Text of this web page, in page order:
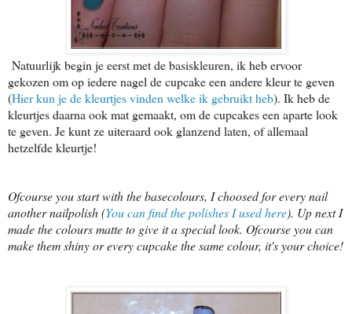
Natuurlijk begin je eerst met de basiskleuren, ik heb ervoor
gekozen om op iedere nagel de cupcake een andere kleur te geven
(Hier kun je de kleurtjes vinden welke ik gebruikt heb). Ik heb de
kleurtjes daarna ook mat gemaakt, om de cupcakes een aparte look
te geven. Je kunt ze uiteraard ook glanzend laten, of allemaal
hetzelfde kleurtje!
Ofcourse you start with the basecolours, I choosed for every nail
another nailpolish (You can find the polishes I used here). Up next I
made the colours matte to give it a special look. Ofcourse you can
make them shiny or every cupcake the same colour, it's your choice!